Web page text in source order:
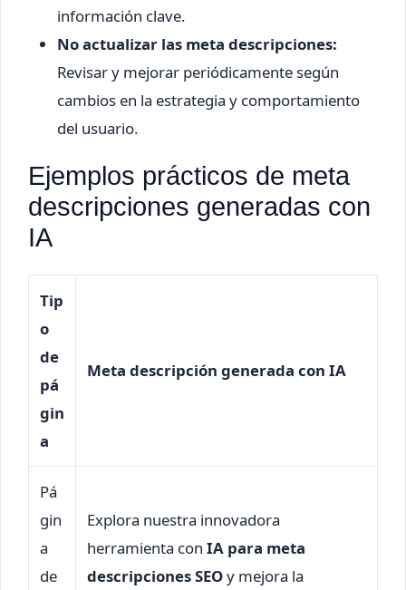
información clave.
No actualizar las meta descripciones:
Revisar y mejorar periódicamente según
cambios en la estrategia y comportamiento
del usuario.
Ejemplos prácticos de meta
descripciones generadas con
IA
Tip
o
de
pá
gin
a
Meta descripción generada con IA
Pá
gin
a
de
Explora nuestra innovadora
herramienta con IA para meta
descripciones SEOy mejora la